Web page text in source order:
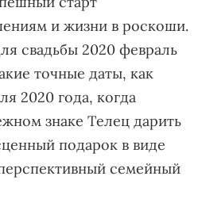
и жизни в роскоши.
свадьбы 2020 февраль
точные даты, как
2020 года, когда
знаке Телец дарить
подарок в виде
семейный